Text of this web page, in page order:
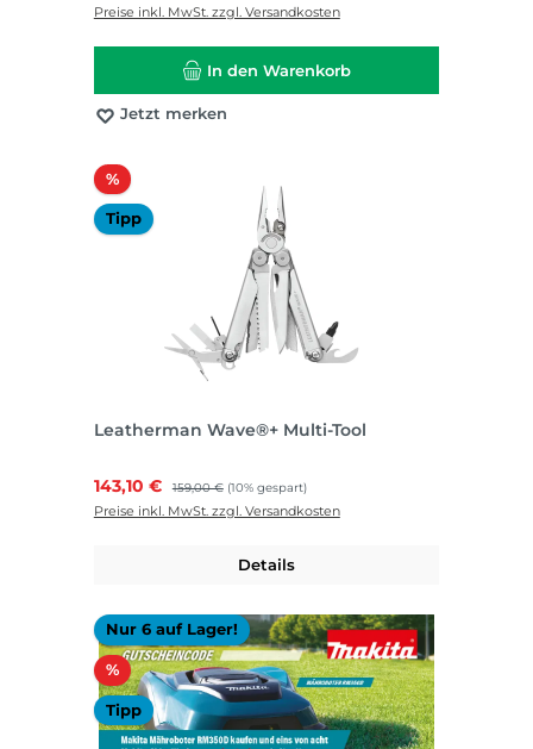
Preise inkl. MwSt. zzgl. Versandkosten
In den Warenkorb
Jetzt merken
%Rabatt
Tipp
Leatherman Wave®+ Multi-Tool
Verkaufspreis:
143,10 € Regulärer Preis:
159,00 € (10% gespart)
Preise inkl. MwSt. zzgl. Versandkosten
Details
Nur 6 auf Lager!
%Rabatt
Tipp